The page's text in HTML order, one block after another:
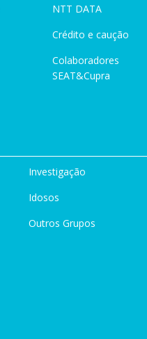
NTT DATA
Crédito e caução
Colaboradores
SEAT&Cupra
Investigação
Idosos
Outros Grupos